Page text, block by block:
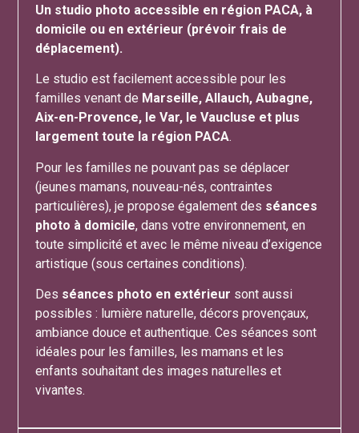
Un studio photo accessible en région PACA, à
domicile ou en extérieur (prévoir frais de
déplacement).
Le studio est facilement accessible pour les
familles venant de Marseille, Allauch, Aubagne,
Aix-en-Provence, le Var, le Vaucluse et plus
largement toute la région PACA.
Pour les familles ne pouvant pas se déplacer
(jeunes mamans, nouveau-nés, contraintes
particulières), je propose également des séances
photo à domicile, dans votre environnement, en
toute simplicité et avec le même niveau d’exigence
artistique (sous certaines conditions).
Des séances photo en extérieur sont aussi
possibles : lumière naturelle, décors provençaux,
ambiance douce et authentique. Ces séances sont
idéales pour les familles, les mamans et les
enfants souhaitant des images naturelles et
vivantes.